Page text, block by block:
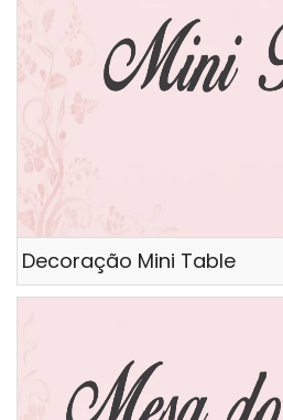
Decoração Mini Table